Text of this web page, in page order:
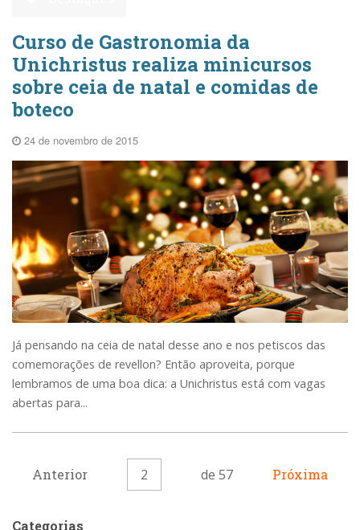
Curso de Gastronomia da
Unichristus realiza minicursos
sobre ceia de natal e comidas de
boteco
24 de novembro de 2015
Já pensando na ceia de natal desse ano e nos petiscos das
comemorações de revellon? Então aproveita, porque
lembramos de uma boa dica: a Unichristus está com vagas
abertas para...
Anterior 2 de 57 Próxima
Categorias